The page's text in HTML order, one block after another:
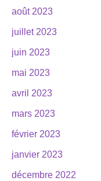
août 2023
juillet 2023
juin 2023
mai 2023
avril 2023
mars 2023
février 2023
janvier 2023
décembre 2022